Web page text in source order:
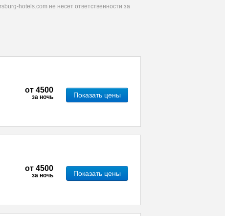
hotels.com не несет ответственности за
от 4500
за ночь Показать цены
от 4500
за ночь Показать цены